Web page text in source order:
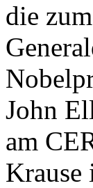
die
John
am
Krause